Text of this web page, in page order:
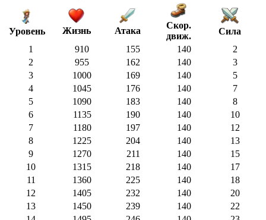
Уровень Жизнь Атака
Скор.
движ.
Сила
1
910 155 140
2
2
955 162 140
3
3
1000 169 140
5
4
1045 176 140
7
5
1090 183 140
8
6
1135 190 140
10
7
1180 197 140
12
8
1225 204 140
13
9
1270 211 140
15
10
1315 218 140
17
11
1360 225 140
18
12
1405 232 140
20
13
1450 239 140
22